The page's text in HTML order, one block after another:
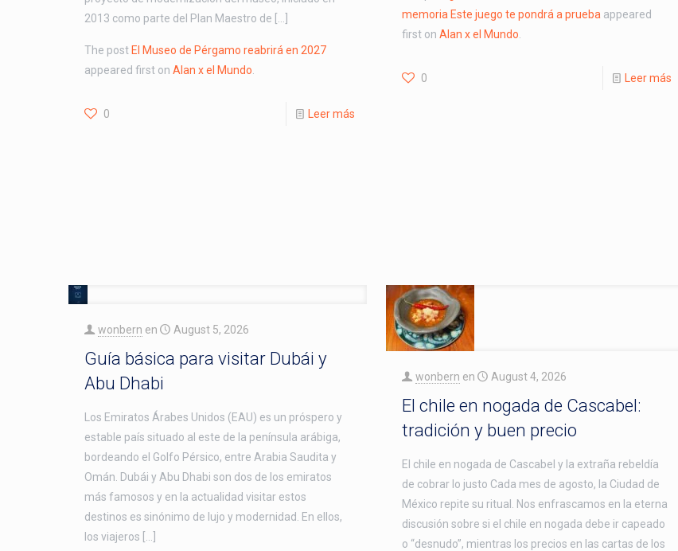
2013 como parte del Plan Maestro de […]
The post El Museo de Pérgamo reabrirá en 2027
appeared first on Alan x el Mundo.
0 Leer más
memoria Este juego te pondrá a prueba appeared
first on Alan x el Mundo
0 Leer más
wonbern en August 5, 2026
Guía básica para visitar Dubái y
Abu Dhabi
Los Emiratos Árabes Unidos (EAU) es un próspero y
estable país situado al este de la península arábiga,
bordeando el Golfo Pérsico, entre Arabia Saudita y
Omán. Dubái y Abu Dhabi son dos de los emiratos
más famosos y en la actualidad visitar estos
destinos es sinónimo de lujo y modernidad. En ellos,
los viajeros […]
wonbern en August 4, 2026
El chile en nogada de Cascabel:
tradición y buen precio
El chile en nogada de Cascabel y la extraña rebeldía
de cobrar lo justo Cada mes de agosto, la Ciudad de
México repite su ritual. Nos enfrascamos en la eterna
discusión sobre si el chile en nogada debe ir capeado
o “desnudo”, mientras los precios en las cartas de los